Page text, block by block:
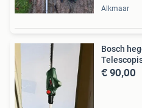
Alkmaar
Bosch
€ 90,00